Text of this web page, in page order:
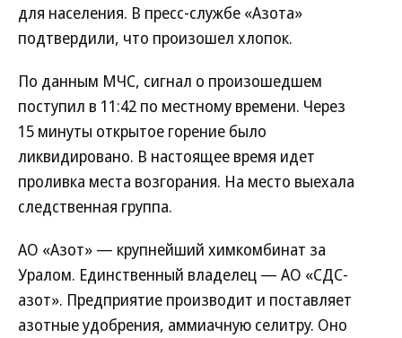
для населения. В пресс-службе «Азота»
подтвердили, что произошел хлопок.
По данным МЧС, сигнал о произошедшем
поступил в 11:42 по местному времени. Через
15 минуты открытое горение было
ликвидировано. В настоящее время идет
проливка места возгорания. На место выехала
следственная группа.
АО «Азот» — крупнейший химкомбинат за
Уралом. Единственный владелец — АО «СДС-
азот». Предприятие производит и поставляет
азотные удобрения, аммиачную селитру. Оно